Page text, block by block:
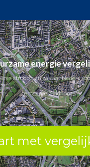
energie
stroom- en gas aanbieders
gemeente Zuidhorn.
met